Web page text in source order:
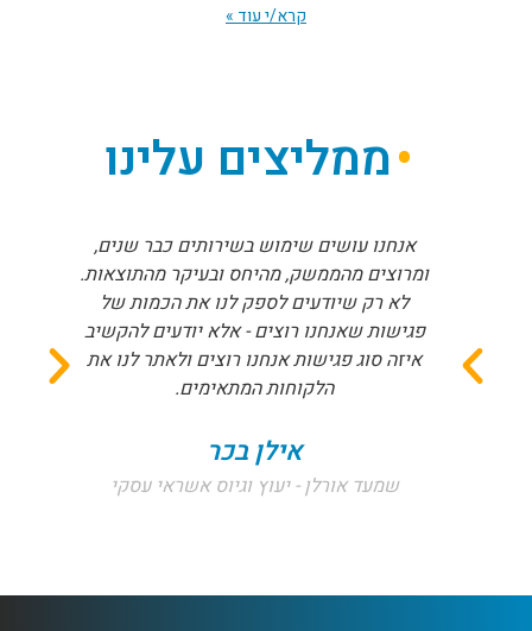
קרא/י עוד »
ממליצים עלינו
אנחנו עושים שימוש בשירותים כבר שנים,
ומרוצים מהממשק, מהיחס ובעיקר מהתוצאות.
לא רק שיודעים לספק לנו את הכמות של
פגישות שאנחנו רוצים - אלא יודעים להקשיב
איזה סוג פגישות אנחנו רוצים ולאתר לנו את
הלקוחות המתאימים.
אילן בכר
שמעד אורלן - יעוץ וגיוס אשראי עסקי